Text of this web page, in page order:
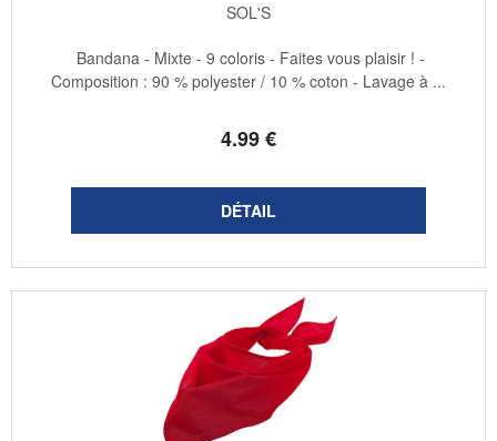
SOL'S
4.99€
Bandana - Mixte - 9 coloris - Faites vous plaisir ! -
Composition : 90 % polyester / 10 % coton - Lavage à ...